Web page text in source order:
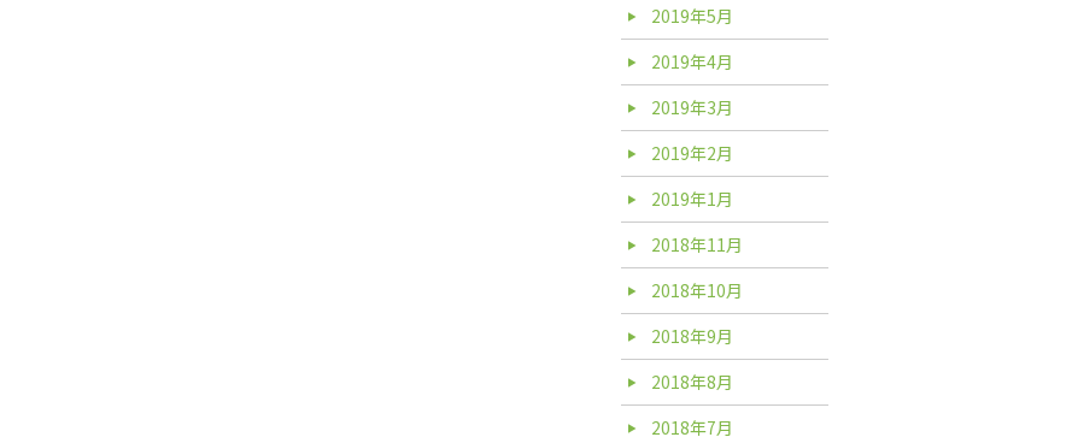
2019年5月
2019年4月
2019年3月
2019年2月
2019年1月
2018年11月
2018年10月
2018年9月
2018年8月
2018年7月